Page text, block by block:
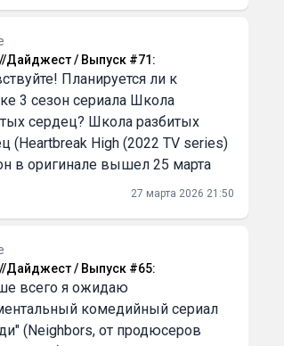
Дайджест / Выпуск #71 :
Планируется ли к
3 сезон сериала Школа
сердец? Школа разбитых
(Heartbreak High (2022 TV series)
в оригинале вышел 25 марта
27 марта 2026 21:50
Дайджест / Выпуск #65:
всего я ожидаю
комедийный сериал
(Neighbors, от продюсеров